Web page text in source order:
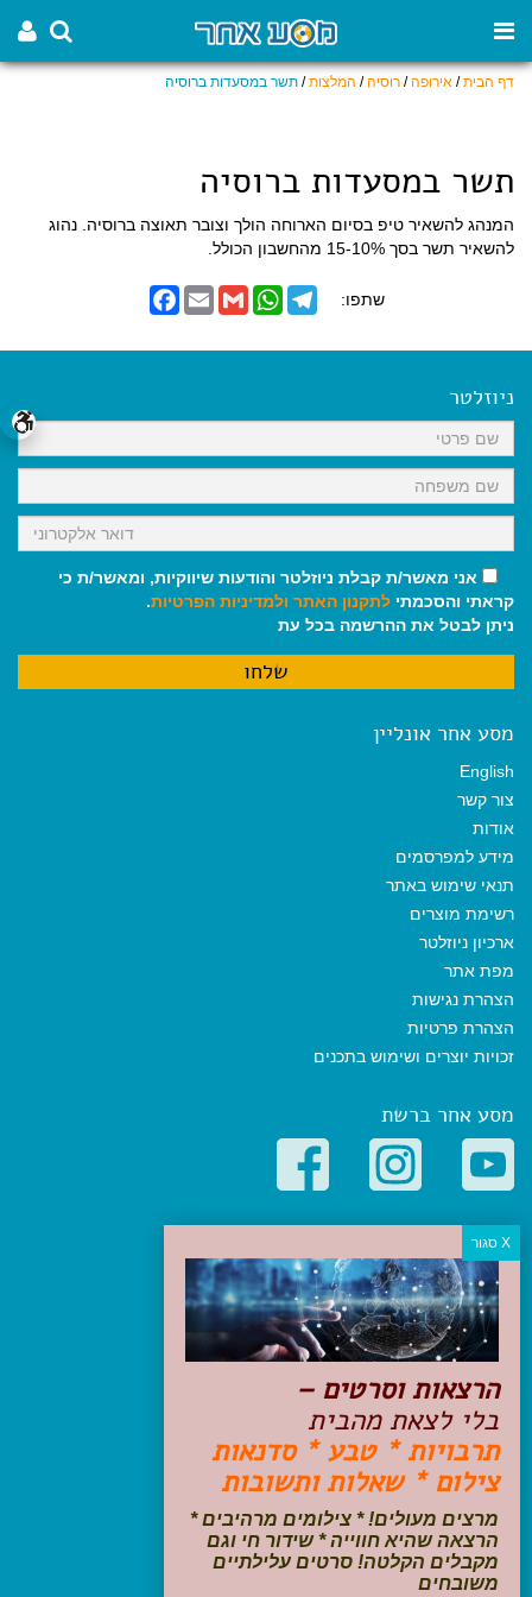
דף הבית/ אירופה/ רוסיה/ המלצות/ תשר במסעדות ברוסיה
תשר במסעדות ברוסיה
המנהג להשאיר טיפ בסיום הארוחה הולך וצובר תאוצה ברוסיה. נהוג
להשאיר תשר בסך 15-10% מהחשבון הכולל.
שתפו:
F
a
e
k
E
m
i
G
m
i
W
h
t
p
T
e
e
m
ניוזלטר
אני מאשר/ת קבלת ניוזלטר והודעות שיווקיות, ומאשר/ת כי
קראתי והסכמתי לתקנון האתר ולמדיניות הפרטיות.
ניתן לבטל את ההרשמה בכל עת
מסע אחר אונליין
English
צור קשר
אודות
מידע למפרסמים
תנאי שימוש באתר
רשימת מוצרים
ארכיון ניוזלטר
מפת אתר
הצהרת נגישות
הצהרת פרטיות
זכויות יוצרים ושימוש בתכנים
מסע אחר ברשת
קטגוריות פופולריות
יעדים
טיולים בישראל
מלונות בוטיק בישראל
טיפים והמלצות
הכנות לנסיעה
טיולי ג'יפים
טיולים עם ילדים
שייט, הפלגות, קרוזים
עקבו אחרינו בפייסבוק
הרצאות וסרטים –
בלי לצאת מהבית
תרבויות * טבע * סדנאות
צילום * שאלות ותשובות
מרצים מעולים! * צילומים מרהיבים *
הרצאה שהיא חווייה * שידור חי וגם
מקבלים הקלטה! סרטים עלילתיים
משובחים